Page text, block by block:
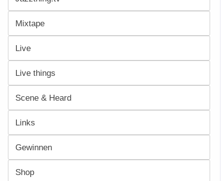
Mixtape
Live
Live things
Scene & Heard
Links
Gewinnen
Shop